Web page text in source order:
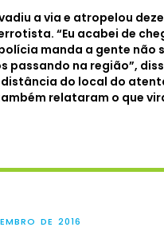
a via e atropelou
“Eu acabei de
manda a gente não
passando na região”,
do local do
relataram o que
DE 2016